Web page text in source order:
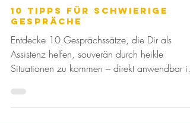
Monika Keil
5 Min. Lesezeit
10 Tipps für schwierige
Gespräche
Entdecke 10 Gesprächssätze, die Dir als
Situationen zu kommen – direkt anwendbar im
Büroalltag.